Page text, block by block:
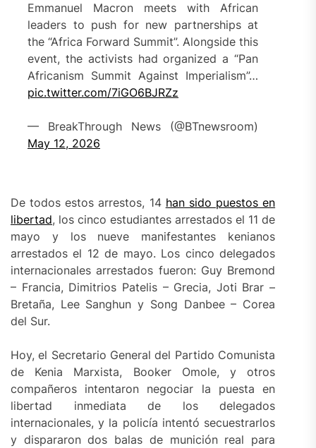
Emmanuel Macron meets with African
leaders to push for new partnerships at
the “Africa Forward Summit”. Alongside this
event, the activists had organized a “Pan
Africanism Summit Against Imperialism”…
pic.twitter.com/7iGO6BJRZz
— BreakThrough News (@BTnewsroom)
May 12, 2026
De todos estos arrestos, 14 han sido puestos en
libertad, los cinco estudiantes arrestados el 11 de
mayo y los nueve manifestantes kenianos
arrestados el 12 de mayo. Los cinco delegados
internacionales arrestados fueron: Guy Bremond
– Francia, Dimitrios Patelis – Grecia, Joti Brar –
Bretaña, Lee Sanghun y Song Danbee – Corea
del Sur.
Hoy, el Secretario General del Partido Comunista
de Kenia Marxista, Booker Omole, y otros
compañeros intentaron negociar la puesta en
libertad inmediata de los delegados
internacionales, y la policía intentó secuestrarlos
y dispararon dos balas de munición real para